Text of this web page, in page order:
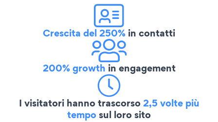
Crescita del 250% in contatti
200% growth in engagement
I visitatori hanno trascorso2,5 volte più
temposul loro sito